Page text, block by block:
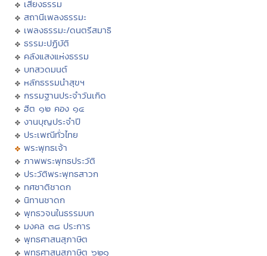
เสียงธรรม
สถานีเพลงธรรมะ
เพลงธรรมะ/ดนตรีสมาธิ
ธรรมะปฏิบัติ
คลังแสงแห่งธรรม
บทสวดมนต์
หลักธรรมนำสุขฯ
กรรมฐานประจำวันเกิด
ฮีต ๑๒ คอง ๑๔
งานบุญประจำปี
ประเพณีทั่วไทย
พระพุทธเจ้า
ภาพพระพุทธประวัติ
ประวัติพระพุทธสาวก
ทศชาติชาดก
นิทานชาดก
พุทธวจนในธรรมบท
มงคล ๓๘ ประการ
พุทธศาสนสุภาษิต
พุทธศาสนสุภาษิต ๖๒๑